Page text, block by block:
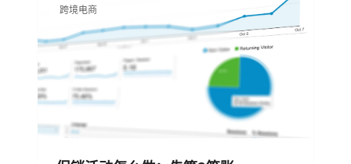
跨境电商